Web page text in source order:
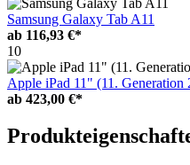
Samsung Galaxy Tab A11
ab 116,93 €*
10
Apple iPad 11" (11.
ab 423,00 €*